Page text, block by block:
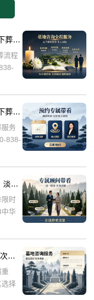
中华永久陵园平价立碑完整报价 全套下葬流程打包降价详解
流程
病
中华永久陵园生态立碑完整报价 打包下葬服务同步享折扣详解
务
838-
，
中华永久陵园单人墓碑价格明细曝光：淡季下单立省数千，限时优惠深度解析
限时
华
以
“中华永久陵园入门款墓碑亲民报价 一次性付清享折上折：超值优惠与便捷选择的完美结合”
选择
中